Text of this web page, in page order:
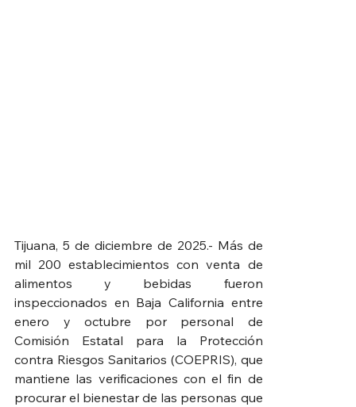
Tijuana, 5 de diciembre de 2025.- Más de
mil 200 establecimientos con venta de
alimentos y bebidas fueron
inspeccionados en Baja California entre
enero y octubre por personal de
Comisión Estatal para la Protección
contra Riesgos Sanitarios (COEPRIS), que
mantiene las verificaciones con el fin de
procurar el bienestar de las personas que